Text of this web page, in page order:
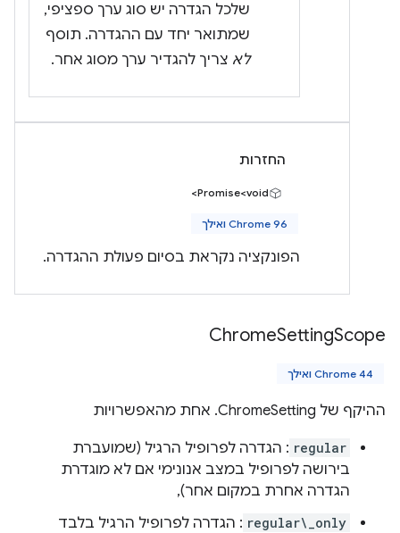
שלכל הגדרה יש סוג ערך ספציפי,
שמתואר יחד עם ההגדרה. תוסף
לא צריך להגדיר ערך מסוג אחר.
החזרות
Promise<void>
Chrome 96 ואילך
הפונקציה נקראת בסיום פעולת ההגדרה.
ChromeSettingScope
Chrome 44 ואילך
ההיקף של ChromeSetting. אחת מהאפשרויות
regular : הגדרה לפרופיל הרגיל (שמועברת
בירושה לפרופיל במצב אנונימי אם לא מוגדרת
הגדרה אחרת במקום אחר),
regular\_only : הגדרה לפרופיל הרגיל בלבד